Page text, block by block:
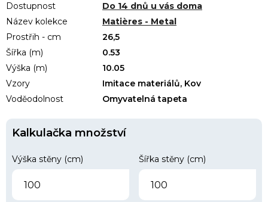
Dostupnost
Do 14 dnů u vás doma
Název kolekce
Matières - Metal
Prostřih - cm
26,5
Šířka (m)
0.53
Výška (m)
10.05
Vzory
Imitace materiálů, Kov
Voděodolnost
Omyvatelná tapeta
Kalkulačka množství
Výška stěny (cm) Šířka stěny (cm)